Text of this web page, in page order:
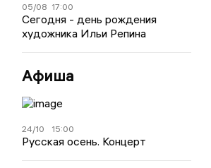
05/08 17:00
Сегодня - день рождения
художника Ильи Репина
Афиша
24/10 15:00
Русская осень. Концерт